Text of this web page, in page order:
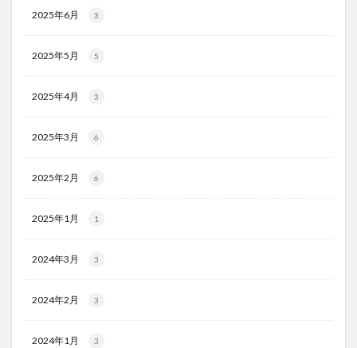
2025年6月 3
2025年5月 5
2025年4月 3
2025年3月 6
2025年2月 6
2025年1月 1
2024年3月 3
2024年2月 3
2024年1月 3